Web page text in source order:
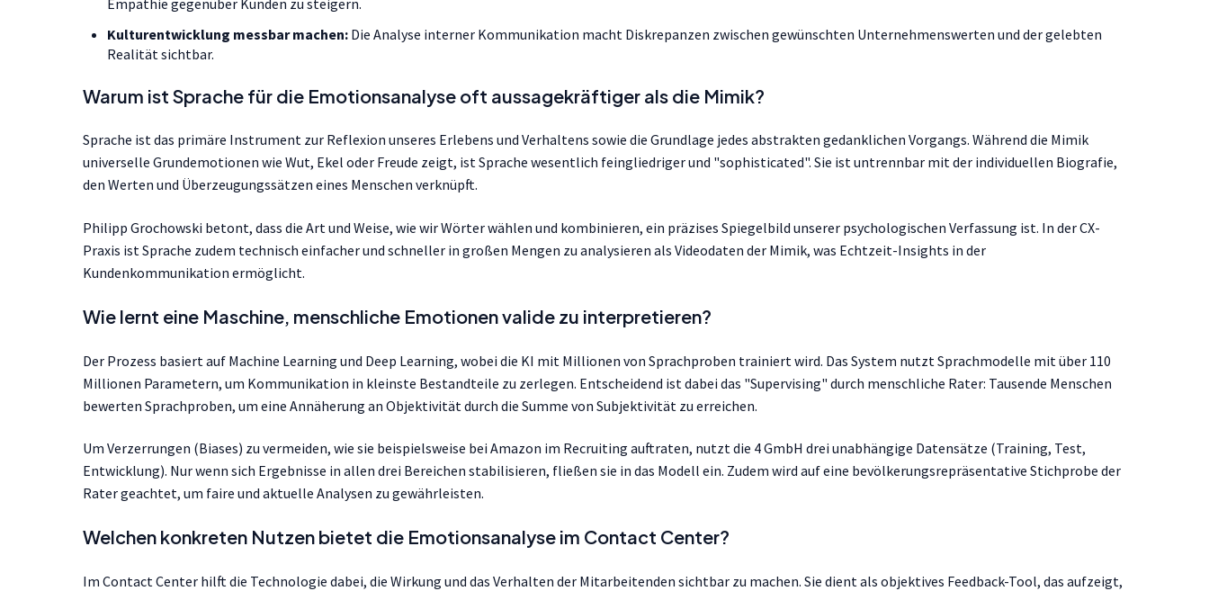
Empathie gegenüber Kunden zu steigern.
Kulturentwicklung messbar machen: Die Analyse interner Kommunikation macht Diskrepanzen zwischen gewünschten Unternehmenswerten und der gelebten
Realität sichtbar.
Warum ist Sprache für die Emotionsanalyse oft aussagekräftiger als die Mimik?
Sprache ist das primäre Instrument zur Reflexion unseres Erlebens und Verhaltens sowie die Grundlage jedes abstrakten gedanklichen Vorgangs. Während die Mimik
universelle Grundemotionen wie Wut, Ekel oder Freude zeigt, ist Sprache wesentlich feingliedriger und "sophisticated". Sie ist untrennbar mit der individuellen Biografie,
den Werten und Überzeugungssätzen eines Menschen verknüpft.
Philipp Grochowski betont, dass die Art und Weise, wie wir Wörter wählen und kombinieren, ein präzises Spiegelbild unserer psychologischen Verfassung ist. In der CX-
Praxis ist Sprache zudem technisch einfacher und schneller in großen Mengen zu analysieren als Videodaten der Mimik, was Echtzeit-Insights in der
Kundenkommunikation ermöglicht.
Wie lernt eine Maschine, menschliche Emotionen valide zu interpretieren?
Der Prozess basiert auf Machine Learning und Deep Learning, wobei die KI mit Millionen von Sprachproben trainiert wird. Das System nutzt Sprachmodelle mit über 110
Millionen Parametern, um Kommunikation in kleinste Bestandteile zu zerlegen. Entscheidend ist dabei das "Supervising" durch menschliche Rater: Tausende Menschen
bewerten Sprachproben, um eine Annäherung an Objektivität durch die Summe von Subjektivität zu erreichen.
Um Verzerrungen (Biases) zu vermeiden, wie sie beispielsweise bei Amazon im Recruiting auftraten, nutzt die 4 GmbH drei unabhängige Datensätze (Training, Test,
Entwicklung). Nur wenn sich Ergebnisse in allen drei Bereichen stabilisieren, fließen sie in das Modell ein. Zudem wird auf eine bevölkerungsrepräsentative Stichprobe der
Rater geachtet, um faire und aktuelle Analysen zu gewährleisten.
Welchen konkreten Nutzen bietet die Emotionsanalyse im Contact Center?
Im Contact Center hilft die Technologie dabei, die Wirkung und das Verhalten der Mitarbeitenden sichtbar zu machen. Sie dient als objektives Feedback-Tool, das aufzeigt,